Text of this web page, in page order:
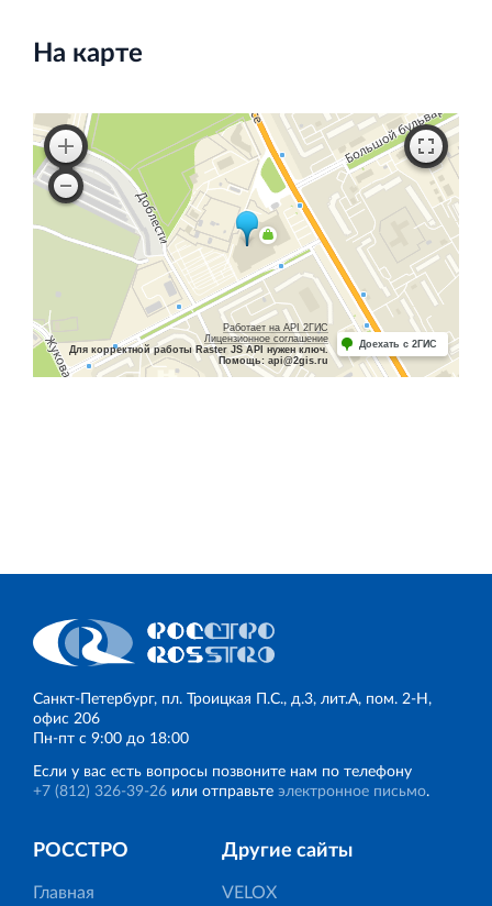
На карте
Работает на API 2ГИС
Лицензионное соглашение
Для корректной работы Raster JS API нужен ключ.
Помощь: api@2gis.ru
Доехать с 2ГИС
Санкт‐Петербург, пл. Троицкая П.С., д.3, лит.А, пом. 2-Н,
офис 206
Пн‐пт с 9:00 до 18:00
Если у вас есть вопросы позвоните нам по телефону
+7 (812) 326‐39‐26 или отправьте электронное письмо.
РОССТРО
Главная
Другие сайты
VELOX